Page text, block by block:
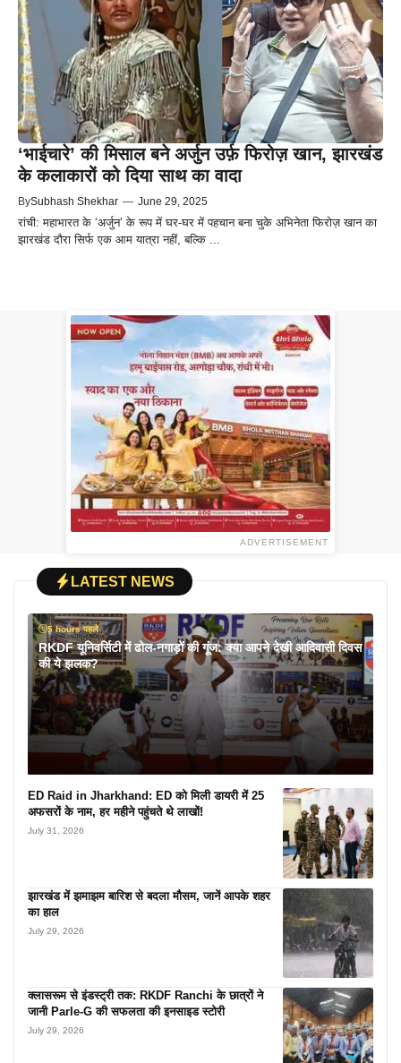
‘भाईचारे’ की मिसाल बने अर्जुन उर्फ़ फिरोज़ खान, झारखंड
के कलाकारों को दिया साथ का वादा
BySubhash Shekhar — June 29, 2025
रांची: महाभारत के ‘अर्जुन’ के रूप में घर-घर में पहचान बना चुके अभिनेता फिरोज़ खान का
झारखंड दौरा सिर्फ एक आम यात्रा नहीं, बल्कि ...
ADVERTISEMENT
LATEST NEWS
5 hours पहले
RKDF यूनिवर्सिटी में ढोल-नगाड़ों की गूंज: क्या आपने देखी आदिवासी दिवस
की ये झलक?
ED Raid in Jharkhand: ED को मिली डायरी में 25
अफसरों के नाम, हर महीने पहुंचते थे लाखों!
July 31, 2026
झारखंड में झमाझम बारिश से बदला मौसम, जानें आपके शहर
का हाल
July 29, 2026
क्लासरूम से इंडस्ट्री तक: RKDF Ranchi के छात्रों ने
जानी Parle-G की सफलता की इनसाइड स्टोरी
July 29, 2026